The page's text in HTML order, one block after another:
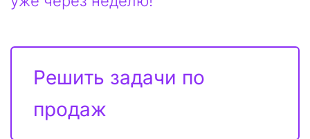
Решить задачи по
продаж